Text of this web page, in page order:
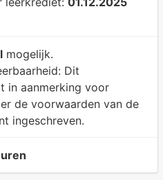
mogelijk.
Dit
in aanmerking voor
de voorwaarden van de
ingeschreven.